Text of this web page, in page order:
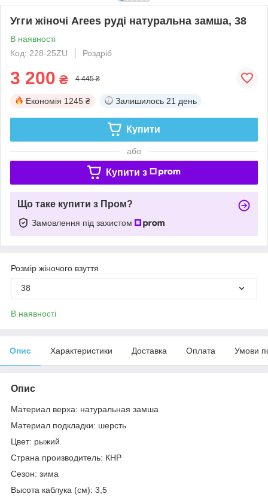
Угги жіночі Arees руді натуральна замша, 38
В наявності
Код: 228-25ZU
Роздріб
3 200 ₴ 4 445 ₴
Економія 1245 ₴ Залишилось 21 день
Купити
або
Купити з
Що таке купити з Пром?
Замовлення під захистом
Розмір жіночого взуття
38
В наявності
Опис Характеристики Доставка Оплата Умови
Опис
Материал верха: натуральная замша
Материал подкладки: шерсть
Цвет: рыжий
Страна производитель: КНР
Сезон: зима
Высота каблука (см): 3,5